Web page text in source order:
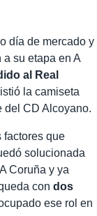
día de mercado y
a su etapa en A
al Real
la camiseta
del CD Alcoyano.
factores que
solucionada
Coruña y ya
condos
ese rol en